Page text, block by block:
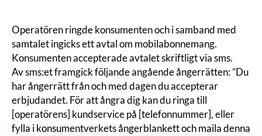
Operatören ringde konsumenten och i samband med
samtalet ingicks ett avtal om mobilabonnemang.
Konsumenten accepterade avtalet skriftligt via sms.
Av sms:et framgick följande angående ångerrätten: ”Du
har ångerrätt från och med dagen du accepterar
erbjudandet. För att ångra dig kan du ringa till
[operatörens] kundservice på [telefonnummer], eller
fylla i konsumentverkets ångerblankett och maila denna